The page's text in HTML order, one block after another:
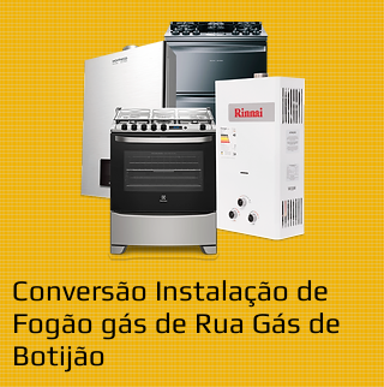
Conversão Instalação de
Fogão gás de Rua Gás de
Botijão